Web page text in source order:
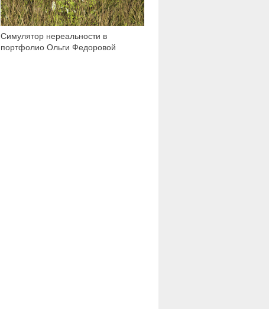
Симулятор нереальности в
портфолио Ольги Федоровой